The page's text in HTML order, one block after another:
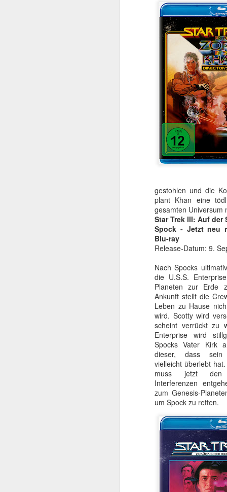
gestohlen und die
plant Khan eine
gesamten Universum
Star Trek III: Auf der
Spock - Jetzt neu
Blu-ray
Release-Datum: 9.
Nach Spocks
die U.S.S.
Planeten zur Erde
Ankunft stellt die
Leben zu Hause
wird. Scotty wird
scheint verrückt zu
Enterprise wird
Spocks Vater Kirk
dieser, dass
vielleicht überlebt
muss jetzt den
Interferenzen
zum Genesis-
um Spock zu retten.
Die
Action wirkt dadurch
Weil die Kamera fast
einfängt, bleibt für die
wenig Raum. Auch
sein dürfte, sich aber
Die Format-
Ich habe oft
Rolle, in welchem
anders. Wer sich
ansieht, wie viel
gegenüber der
Letztere
Das Editoren-
Bestmögliche
die IMAX-70mm-
überhaupt gezeigt